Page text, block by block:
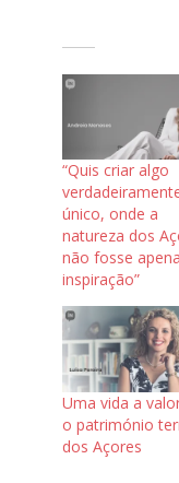
“Quis criar algo
único, onde a
natureza dos
não fosse
inspiração”
Uma vida a
o património
dos Açores